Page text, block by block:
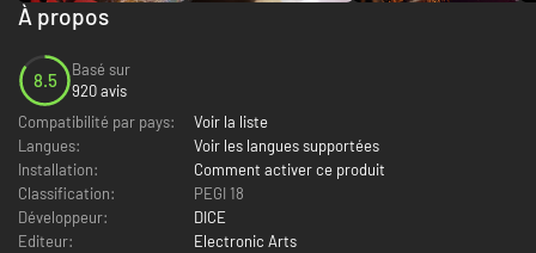
À propos
8.5
Basé sur
920 avis
Compatibilité par pays:
Voir la liste
Langues:
Voir les langues supportées
Installation:
Comment activer ce produit
Classification:
PEGI 18
Développeur:
DICE
Editeur:
Electronic Arts